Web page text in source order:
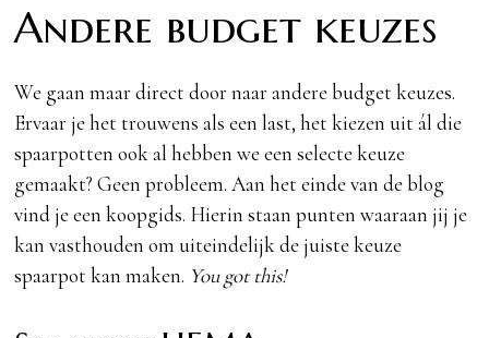
Andere budget keuzes
We gaan maar direct door naar andere budget keuzes.
Ervaar je het trouwens als een last, het kiezen uit ál die
spaarpotten ook al hebben we een selecte keuze
gemaakt? Geen probleem. Aan het einde van de blog
vind je een koopgids. Hierin staan punten waaraan jij je
kan vasthouden om uiteindelijk de juiste keuze
spaarpot kan maken. You got this!